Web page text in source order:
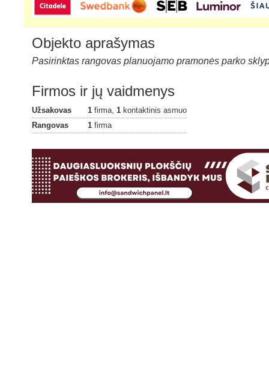
Objekto aprašymas
Pasirinktas rangovas planuojamo pramonės parko
Firmos ir jų vaidmenys
Užsakovas 1 firma, 1 kontaktinis asmuo
Rangovas
1 firma